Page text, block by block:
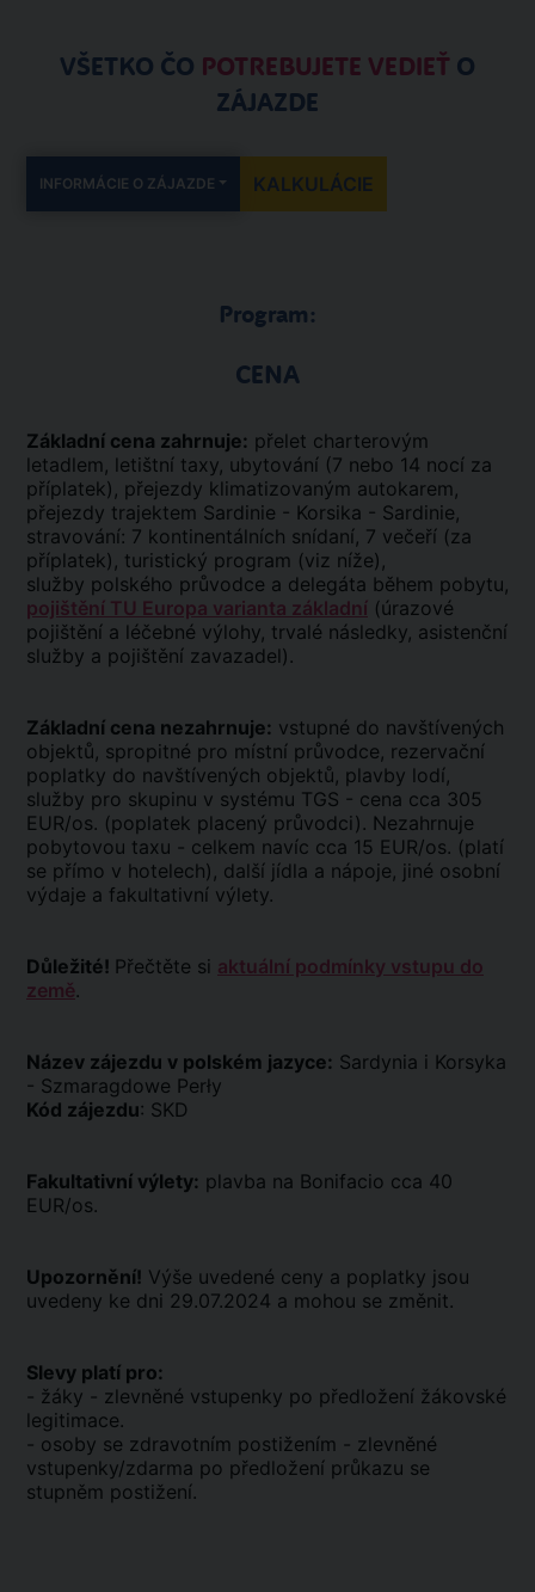
VŠETKO ČO POTREBUJETE VEDIEŤ O
ZÁJAZDE
INFORMÁCIE O ZÁJAZDE KALKULÁCIE
Program:
CENA
Základní cena zahrnuje: přelet charterovým
letadlem, letištní taxy, ubytování (7 nebo 14 nocí za
příplatek), přejezdy klimatizovaným autokarem,
přejezdy trajektem Sardinie - Korsika - Sardinie,
stravování: 7 kontinentálních snídaní, 7 večeří (za
příplatek), turistický program (viz níže),
služby polského průvodce a delegáta během pobytu,
pojištění TU Europa varianta základní (úrazové
pojištění a léčebné výlohy, trvalé následky, asistenční
služby a pojištění zavazadel).
Základní cena nezahrnuje: vstupné do navštívených
objektů, spropitné pro místní průvodce, rezervační
poplatky do navštívených objektů, plavby lodí,
služby pro skupinu v systému TGS - cena cca 305
EUR/os. (poplatek placený průvodci). Nezahrnuje
pobytovou taxu - celkem navíc cca 15 EUR/os. (platí
se přímo v hotelech), další jídla a nápoje, jiné osobní
výdaje a fakultativní výlety.
Důležité! Přečtěte si aktuální podmínky vstupu do
země.
Název zájezdu v polském jazyce: Sardynia i Korsyka
- Szmaragdowe Perły
Kód zájezdu: SKD
Fakultativní výlety: plavba na Bonifacio cca 40
EUR/os.
Upozornění! Výše uvedené ceny a poplatky jsou
uvedeny ke dni 29.07.2024 a mohou se změnit.
Slevy platí pro:
- žáky - zlevněné vstupenky po předložení žákovské
legitimace.
- osoby se zdravotním postižením - zlevněné
vstupenky/zdarma po předložení průkazu se
stupněm postižení.